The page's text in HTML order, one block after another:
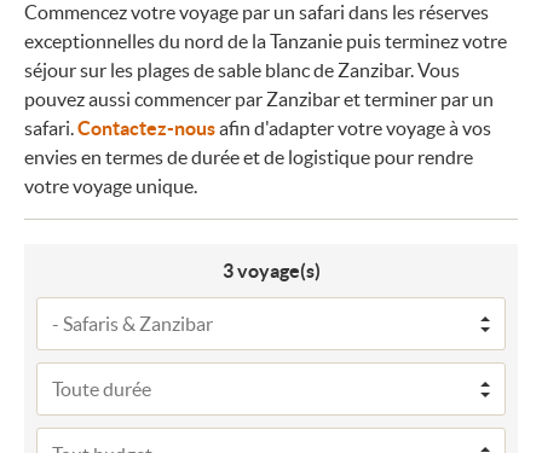
Commencez votre voyage par un safari dans les réserves
exceptionnelles du nord de la Tanzanie puis terminez votre
séjour sur les plages de sable blanc de Zanzibar. Vous
pouvez aussi commencer par Zanzibar et terminer par un
safari.Contactez-nousafin d'adapter votre voyage à vos
envies en termes de durée et de logistique pour rendre
votre voyage unique.
3voyage(s)